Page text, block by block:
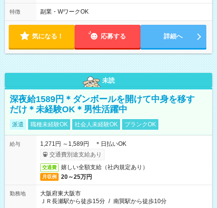
16:30 【火木】：8:45～19:00 週3日～OK、シフト制 ※扶養内
勤務OK ※月1回～2回程度、日曜日出勤をお願いします。 ※時間
ん。
特徴 副業・WワークOK
気になる！ 応募する 詳細へ
未読
深夜給1589円＊ダンボールを開けて中身を移す
だけ＊未経験OK＊男性活躍中
派遣 職種未経験OK 社会人未経験OK ブランクOK
給与
1,271円 ～1,589円 ＊日払いOK
交通費別途支給あり
交通費 嬉しい全額支給（社内規定あり）
月収例 20～25万円
勤務地
大阪府東大阪市
ＪＲ長瀬駅から徒歩15分 / 南巽駅から徒歩10分